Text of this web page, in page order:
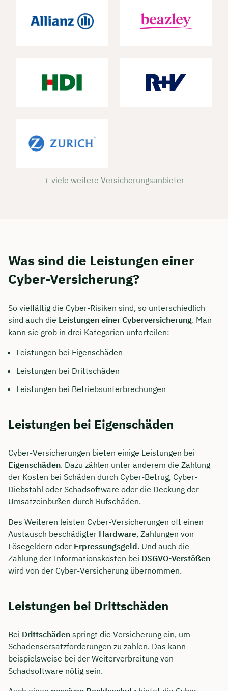
+ viele weitere Versicherungsanbieter
Was sind die Leistungen einer
Cyber-Versicherung?
So vielfältig die Cyber-Risiken sind, so unterschiedlich
sind auch die Leistungen einer Cyberversicherung. Man
kann sie grob in drei Kategorien unterteilen:
Leistungen bei Eigenschäden
Leistungen bei Drittschäden
Leistungen bei Betriebsunterbrechungen
Leistungen bei Eigenschäden
Cyber-Versicherungen bieten einige Leistungen bei
Eigenschäden. Dazu zählen unter anderem die Zahlung
der Kosten bei Schäden durch Cyber-Betrug, Cyber-
Diebstahl oder Schadsoftware oder die Deckung der
Umsatzeinbußen durch Rufschäden.
Des Weiteren leisten Cyber-Versicherungen oft einen
Austausch beschädigter Hardware, Zahlungen von
Lösegeldern oder Erpressungsgeld. Und auch die
Zahlung der Informationskosten bei DSGVO-Verstößen
wird von der Cyber-Versicherung übernommen.
Leistungen bei Drittschäden
Bei Drittschäden springt die Versicherung ein, um
Schadensersatzforderungen zu zahlen. Das kann
beispielsweise bei der Weiterverbreitung von
Schadsoftware nötig sein.
Beratungsgespräch mit
Tobias Niendieck sichern 🤝
Wir beraten dich Montag bis Freitag von 8 bis